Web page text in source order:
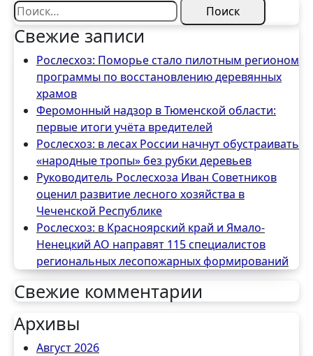
Найти:
Свежие записи
Рослесхоз: Поморье стало пилотным регионом
программы по восстановлению деревянных
храмов
Феромонный надзор в Тюменской области:
первые итоги учёта вредителей
Рослесхоз: в лесах России начнут обустраивать
«народные тропы» без рубки деревьев
Руководитель Рослесхоза Иван Советников
оценил развитие лесного хозяйства в
Чеченской Республике
Рослесхоз: в Красноярский край и Ямало-
Ненецкий АО направят 115 специалистов
региональных лесопожарных формирований
Свежие комментарии
Архивы
Август 2026